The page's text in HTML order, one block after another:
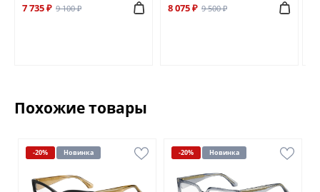
7 735 ₽ 9 100 ₽ 8 075 ₽ 9 500 ₽
Похожие товары
-20% Новинка -20% Новинка